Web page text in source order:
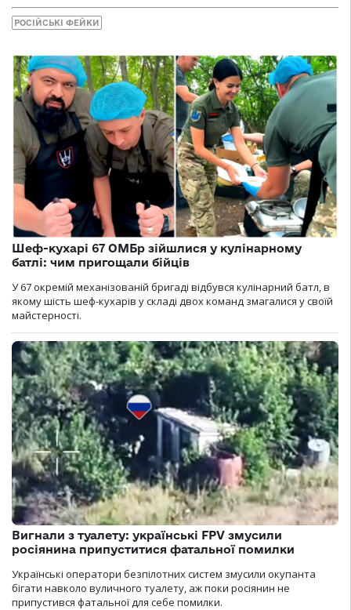
РОСІЙСЬКІ ФЕЙКИ
Шеф-кухарі 67 ОМБр зійшлися у кулінарному
батлі: чим пригощали бійців
У 67 окремій механізованій бригаді відбувся кулінарний батл, в
якому шість шеф-кухарів у складі двох команд змагалися у своїй
майстерності.
Вигнали з туалету: українські FPV змусили
росіянина припуститися фатальної помилки
Українські оператори безпілотних систем змусили окупанта
бігати навколо вуличного туалету, аж поки росіянин не
припустився фатальної для себе помилки.